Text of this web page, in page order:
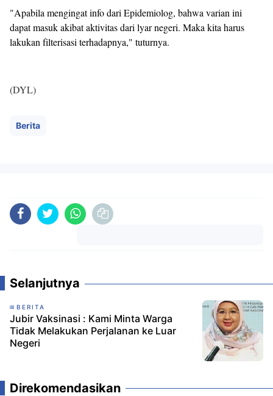
"Apabila mengingat info dari Epidemiolog, bahwa varian ini
dapat masuk akibat aktivitas dari lyar negeri. Maka kita harus
lakukan filterisasi terhadapnya," tuturnya.
(DYL)
Berita
Selanjutnya
BERITA
Jubir Vaksinasi : Kami Minta Warga
Tidak Melakukan Perjalanan ke Luar
Negeri
Direkomendasikan